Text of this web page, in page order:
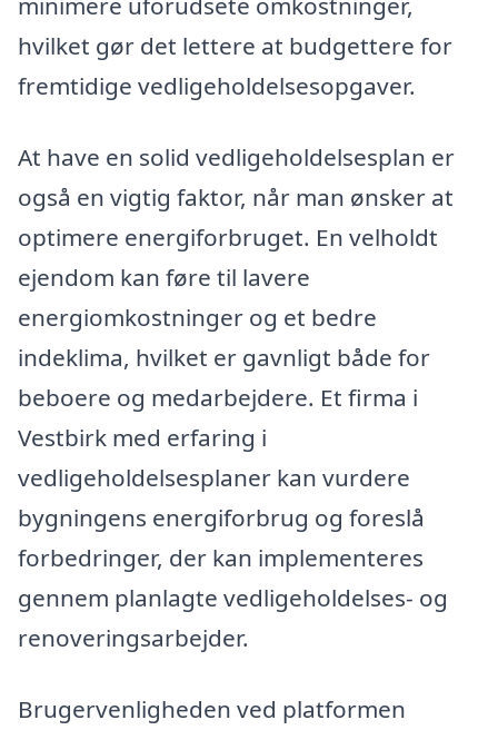
hvilket gør det lettere at budgettere for
fremtidige vedligeholdelsesopgaver.
At have en solid vedligeholdelsesplan er
også en vigtig faktor, når man ønsker at
optimere energiforbruget. En velholdt
ejendom kan føre til lavere
energiomkostninger og et bedre
indeklima, hvilket er gavnligt både for
beboere og medarbejdere. Et firma i
Vestbirk med erfaring i
vedligeholdelsesplaner kan vurdere
bygningens energiforbrug og foreslå
forbedringer, der kan implementeres
gennem planlagte vedligeholdelses- og
renoveringsarbejder.
Brugervenligheden ved platformen